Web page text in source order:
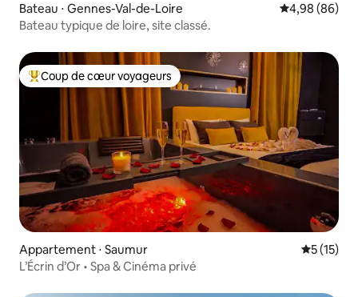
Bateau ⋅ Gennes-Val-de-Loire Évaluation
4,98 (86)
Bateau typique de loire, site classé.
Coups de cœur voyageurs les plus appréciés
Coup de cœur voyageurs
Appartement ⋅ Saumur
5 (15)
L’Écrin d’Or • Spa & Cinéma privé